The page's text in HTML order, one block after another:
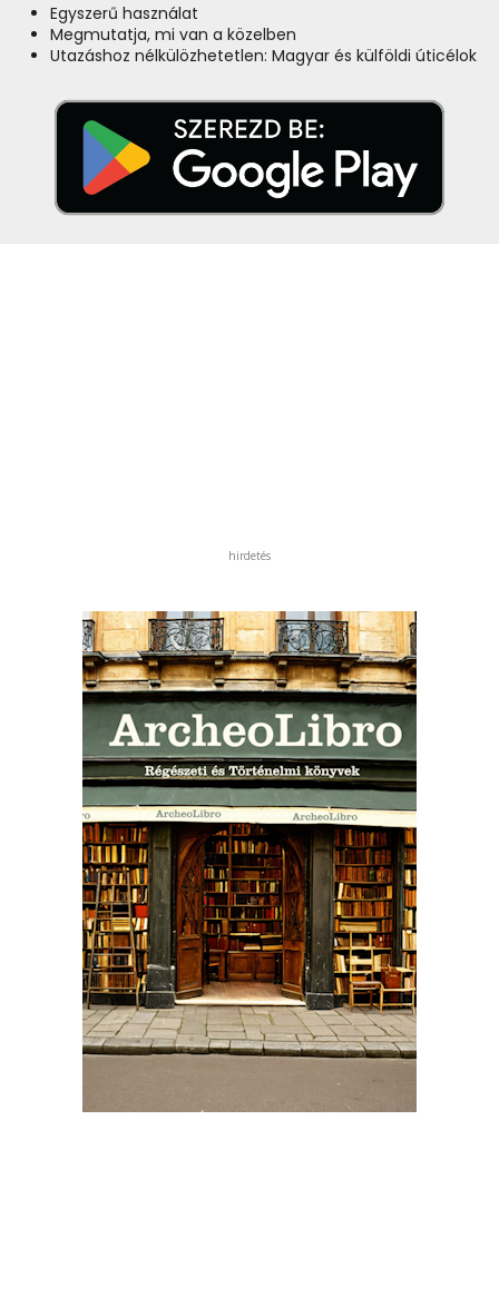
Egyszerű használat
Megmutatja, mi van a közelben
Utazáshoz nélkülözhetetlen: Magyar és külföldi úticélok
hirdetés